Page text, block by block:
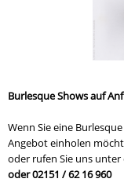
Burlesque Shows auf
Wenn Sie eine
Angebot einholen
oder rufen Sie uns
oder 02151 / 62 16 960